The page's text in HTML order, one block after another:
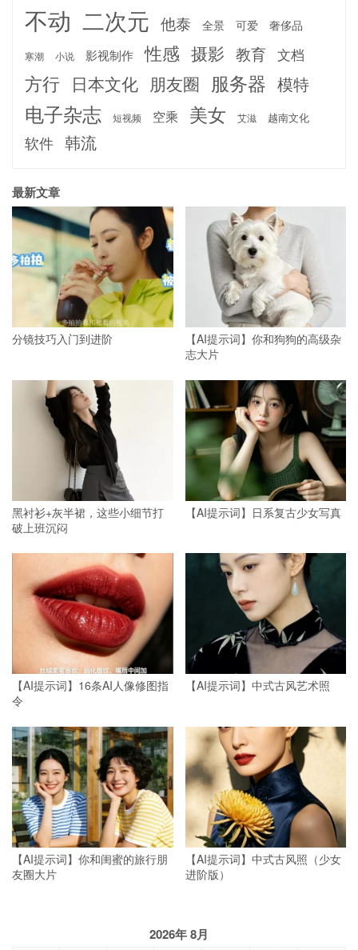
不动 二次元 他泰 全景 可爱 奢侈品
寒潮 小说 影视制作 性感 摄影 教育 文档
方行 日本文化 朋友圈 服务器 模特
电子杂志 短视频 空乘 美女 艾滋 越南文化
软件 韩流
最新文章
分镜技巧入门到进阶
【AI提示词】你和狗狗的高级杂
志大片
黑衬衫+灰半裙，这些小细节打
破上班沉闷
【AI提示词】日系复古少女写真
【AI提示词】16条AI人像修图指
令
【AI提示词】中式古风艺术照
【AI提示词】你和闺蜜的旅行朋
友圈大片
【AI提示词】中式古风照（少女
进阶版）
2026年 8月